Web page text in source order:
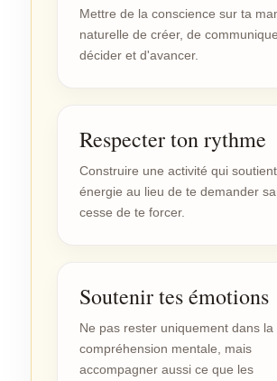
Mettre de la conscience sur ta
naturelle de créer, de
décider et d'avancer.
Respecter ton rythme
Construire une activité qui
énergie au lieu de te demander
cesse de te forcer.
Soutenir tes émotions
Ne pas rester uniquement dans la
compréhension mentale, mais
accompagner aussi ce que les